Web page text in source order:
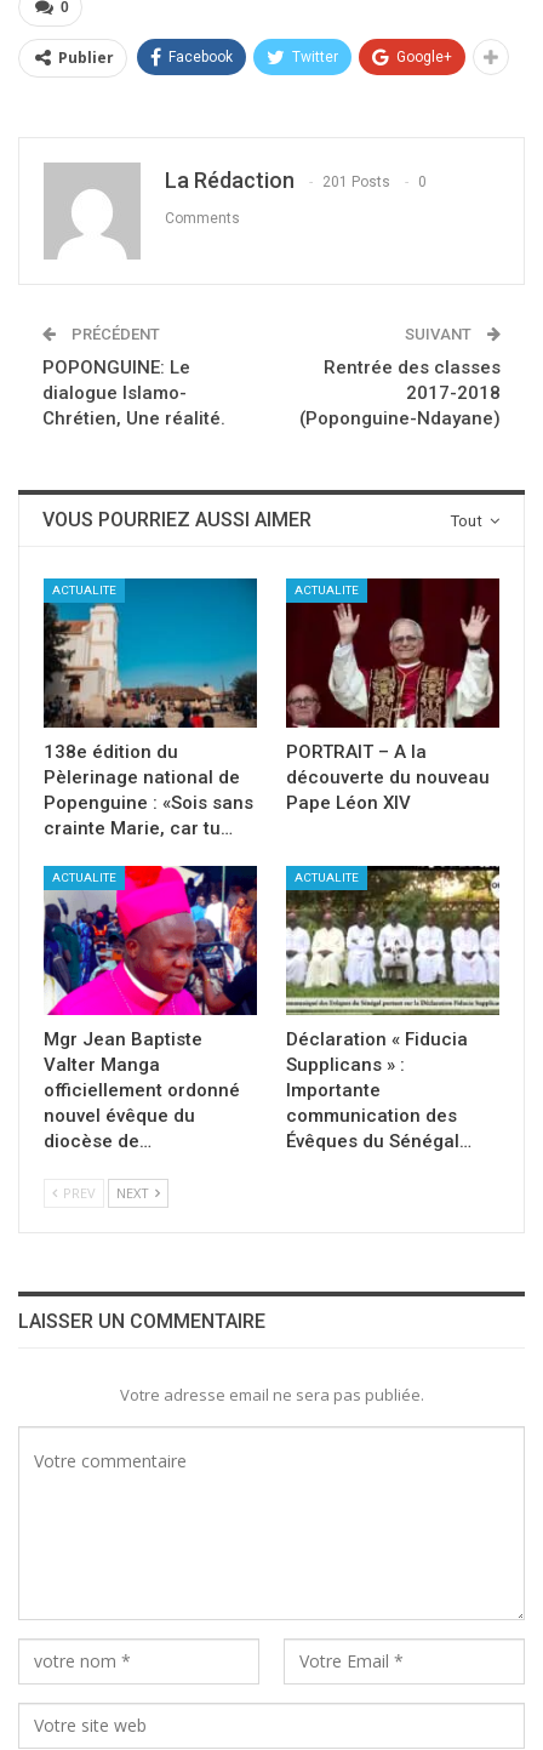
0
Publier Facebook Twitter Google+
La Rédaction 201 Posts 0
Comments
PRÉCÉDENT
POPONGUINE: Le
dialogue Islamo-
Chrétien, Une réalité.
SUIVANT
Rentrée des classes
2017-2018
(Poponguine-Ndayane)
Tout
VOUS POURRIEZ AUSSI AIMER
ACTUALITE
138e édition du
Pèlerinage national de
Popenguine : «Sois sans
crainte Marie, car tu…
ACTUALITE
PORTRAIT – A la
découverte du nouveau
Pape Léon XIV
ACTUALITE
Mgr Jean Baptiste
Valter Manga
officiellement ordonné
nouvel évêque du
diocèse de…
ACTUALITE
Déclaration « Fiducia
Supplicans » :
Importante
communication des
Évêques du Sénégal…
PREV NEXT
LAISSER UN COMMENTAIRE
Votre adresse email ne sera pas publiée.